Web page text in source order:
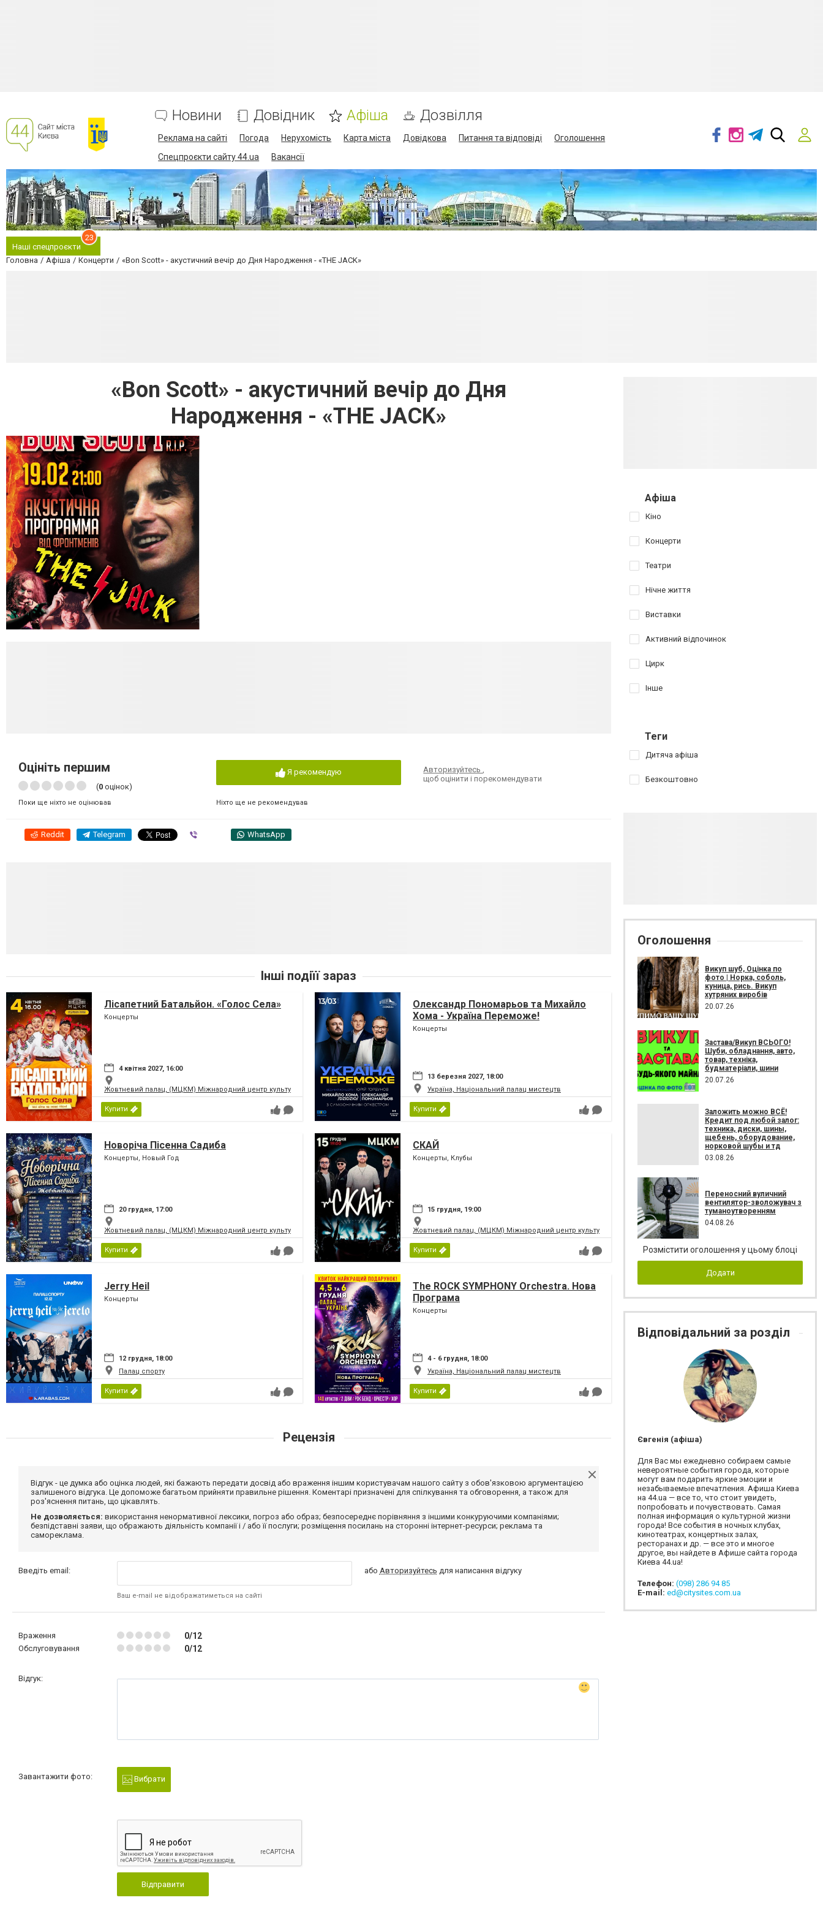
Новини Довідник Афіша Дозвілля
Реклама на сайті Погода Нерухомість Карта міста Довідкова Питання та відповіді
Оголошення
Спецпроєкти сайту 44.ua
Вакансії
Наші спецпроєкти
23
Головна Афіша Концерти «Bon Scott» - акустичний вечір до Дня Народження - «THE JACK»
«Bon Scott» - акустичний вечір до Дня
Народження - «THE JACK»
Оцініть першим
(0 оцінок)
Поки ще ніхто не оцінював
Я рекомендую
Ніхто ще не рекомендував
Авторизуйтесь
щоб оцінити і порекомендувати
Reddit Telegram WhatsApp
Інші подіїї зараз
Лісапетний Батальйон. «Голос Села»
Концерты
4 квітня 2027, 16:00
Жовтневий палац, (МЦКМ) Міжнародний центр культури і мистецтв Федерації профспілок України
Купити
Олександр Пономарьов та Михайло
Хома - Україна Переможе!
Концерты
13 березня 2027, 18:00
Україна, Національний палац мистецтв
Купити
Новоріча Пісенна Садиба
Концерты, Новый Год
20 грудня, 17:00
Жовтневий палац, (МЦКМ) Міжнародний центр культури і мистецтв Федерації профспілок України
Купити
СКАЙ
Концерты, Клубы
15 грудня, 19:00
Жовтневий палац, (МЦКМ) Міжнародний центр культури і мистецтв Федерації профспілок України
Купити
Jerry Heil
Концерты
12 грудня, 18:00
Палац спорту
Купити
The ROCK SYMPHONY Orchestra. Нова
Програма
Концерты
4 - 6 грудня, 18:00
Україна, Національний палац мистецтв
Купити
Рецензія
Відгук - це думка або оцінка людей, які бажають передати досвід або враження іншим користувачам нашого сайту з обов'язковою аргументацією
залишеного відгука. Це допоможе багатьом прийняти правильне рішення. Коментарі призначені для спілкування та обговорення, а також для
роз'яснення питань, що цікавлять.
Не дозволяється: використання ненормативної лексики, погроз або образ; безпосереднє порівняння з іншими конкуруючими компаніями;
безпідставні заяви, що ображають діяльність компанії і / або її послуги; розміщення посилань на сторонні інтернет-ресурси; реклама та
самореклама.
Введіть email:
Ваш e-mail не відображатиметься на сайті
або Авторизуйтесь для написання відгуку
Враження 0/12
Обслуговування 0/12
Відгук:
Завантажити фото: Вибрати
Відправити
Афіша
Кіно
Концерти
Театри
Нічне життя
Виставки
Активний відпочинок
Цирк
Інше
Теги
Дитяча афіша
Безкоштовно
Оголошення
Викуп шуб, Оцінка по
фото | Норка, соболь,
куница, рись. Викуп
хутряних виробів
20.07.26
Застава/Викуп ВСЬОГО!
Шуби, обладнання, авто,
товар, техніка,
будматеріали, шини
20.07.26
Заложить можно ВСЁ!
Кредит под любой залог:
техника, диски, шины,
щебень, оборудование,
норковой шубы и тд
03.08.26
Переносний вуличний
вентилятор-зволожувач з
туманоутворенням
04.08.26
Розмістити оголошення у цьому блоці
Додати
Відповідальний за розділ
Євгенія (афіша)
Для Вас мы ежедневно собираем самые
невероятные события города, которые
могут вам подарить яркие эмоции и
незабываемые впечатления. Афиша Киева
на 44.ua — все то, что стоит увидеть,
попробовать и почувствовать. Самая
полная информация о культурной жизни
города! Все события в ночных клубах,
кинотеатрах, концертных залах,
ресторанах и др. — все это и многое
другое, вы найдете в Афише сайта города
Киева 44.ua!
Телефон: (098) 286 94 85
E-mail: ed@citysites.com.ua